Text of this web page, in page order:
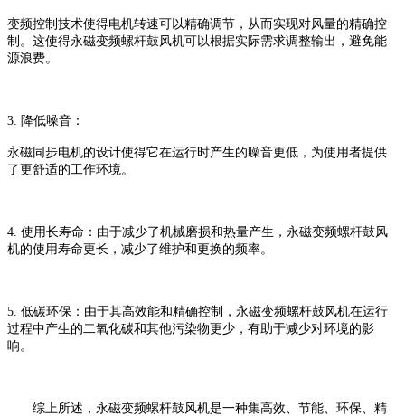
变频控制技术使得电机转速可以精确调节，从而实现对风量的精确控
制。这使得永磁变频螺杆鼓风机可以根据实际需求调整输出，避免能
源浪费。
3. 降低噪音：
永磁同步电机的设计使得它在运行时产生的噪音更低，为使用者提供
了更舒适的工作环境。
4. 使用长寿命：由于减少了机械磨损和热量产生，永磁变频螺杆鼓风
机的使用寿命更长，减少了维护和更换的频率。
5. 低碳环保：由于其高效能和精确控制，永磁变频螺杆鼓风机在运行
过程中产生的二氧化碳和其他污染物更少，有助于减少对环境的影
响。
综上所述，永磁变频螺杆鼓风机是一种集高效、节能、环保、精